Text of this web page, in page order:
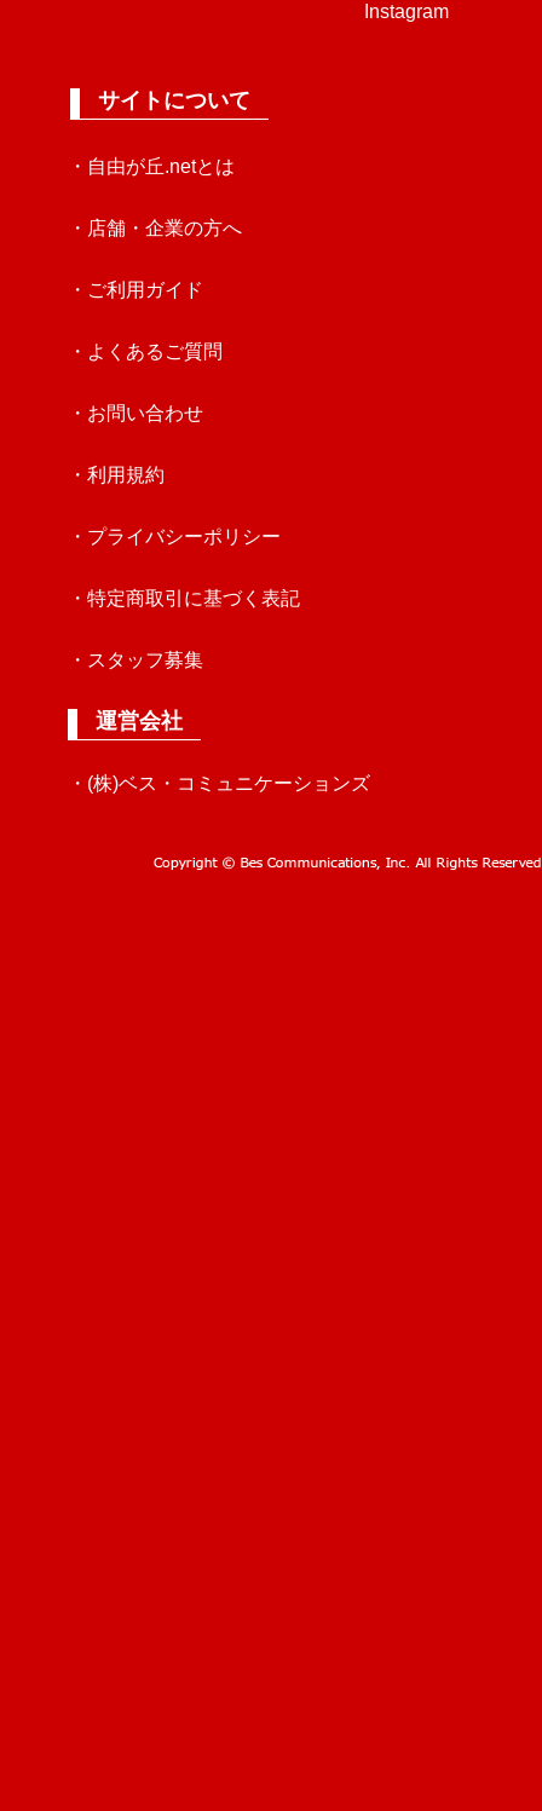
Instagram
サイトについて
・自由が丘.netとは
・店舗・企業の方へ
・ご利用ガイド
・よくあるご質問
・お問い合わせ
・利用規約
・プライバシーポリシー
・特定商取引に基づく表記
・スタッフ募集
運営会社
・(株)ベス・コミュニケーションズ